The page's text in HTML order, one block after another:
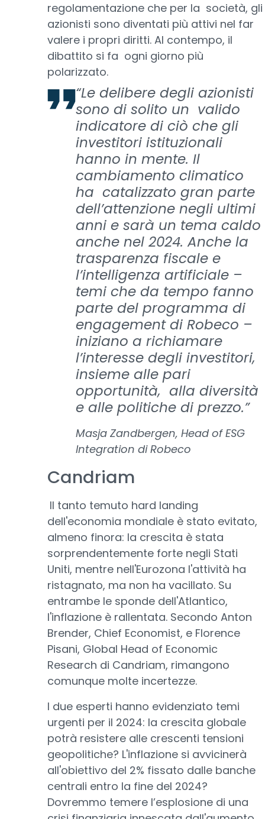
regolamentazione che per la società, gli
azionisti sono diventati più attivi nel far
valere i propri diritti. Al contempo, il
dibattito si fa ogni giorno più
polarizzato.
“Le delibere degli azionisti
sono di solito un valido
indicatore di ciò che gli
investitori istituzionali
hanno in mente. Il
cambiamento climatico
ha catalizzato gran parte
dell’attenzione negli ultimi
anni e sarà un tema caldo
anche nel 2024. Anche la
trasparenza fiscale e
l’intelligenza artificiale –
temi che da tempo fanno
parte del programma di
engagement di Robeco –
iniziano a richiamare
l’interesse degli investitori,
insieme alle pari
opportunità, alla diversità
e alle politiche di prezzo.”
Masja Zandbergen, Head of ESG
Integration di Robeco
Candriam
Il tanto temuto hard landing
dell'economia mondiale è stato evitato,
almeno finora: la crescita è stata
sorprendentemente forte negli Stati
Uniti, mentre nell'Eurozona l'attività ha
ristagnato, ma non ha vacillato. Su
entrambe le sponde dell'Atlantico,
l'inflazione è rallentata. Secondo Anton
Brender, Chief Economist, e Florence
Pisani, Global Head of Economic
Research di Candriam, rimangono
comunque molte incertezze.
I due esperti hanno evidenziato temi
urgenti per il 2024: la crescita globale
potrà resistere alle crescenti tensioni
geopolitiche? L'inflazione si avvicinerà
all'obiettivo del 2% fissato dalle banche
centrali entro la fine del 2024?
Dovremmo temere l’esplosione di una